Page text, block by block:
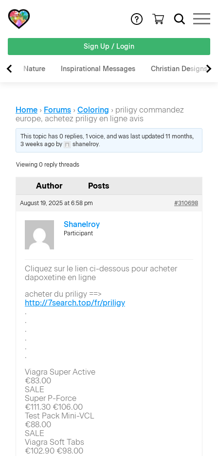
Sign Up / Login
Nature Inspirational Messages Christian Designs
Home › Forums › Coloring › priligy commandez
europe, achetez priligy en ligne avis
This topic has 0 replies, 1 voice, and was last updated11 months,
3 weeks ago by shanelroy.
Viewing 0 reply threads
Author Posts
August 19, 2025 at 6:58 pm #310698
Shanelroy
Participant
Cliquez sur le lien ci-dessous pour acheter
dapoxetine en ligne
acheter du priligy ==>
http://7search.top/fr/priligy
.
.
.
.
.
.
Viagra Super Active
€83.00
SALE
Super P-Force
€111.30 €106.00
Test Pack Mini-VCL
€88.00
SALE
Viagra Soft Tabs
€102.90 €98.00